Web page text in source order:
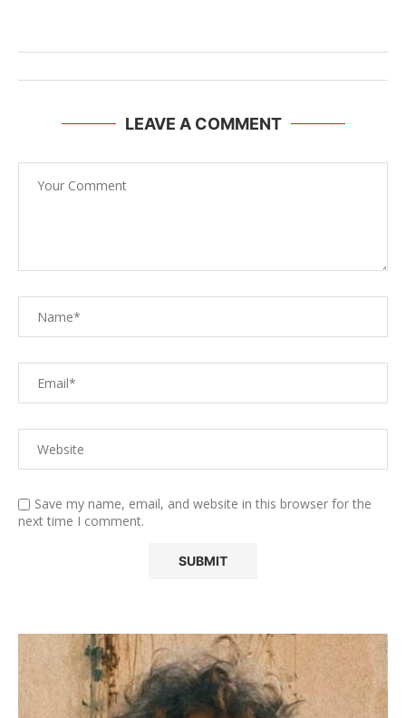
LEAVE A COMMENT
Save my name, email, and website in this browser for the
next time I comment.